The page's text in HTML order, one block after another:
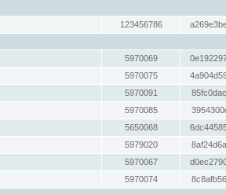
123456786
5970069
5970075
5970091
5970085
5650068
5979020
5970067
5970074